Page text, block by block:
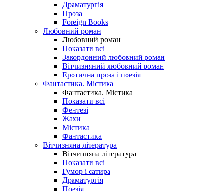
Драматургія
Проза
Foreign Books
Любовний роман
Любовний роман
Показати всі
Закордонний любовний роман
Вітчизняний любовний роман
Еротична проза і поезія
Фантастика. Містика
Фантастика. Містика
Показати всі
Фентезі
Жахи
Містика
Фантастика
Вітчизняна література
Вітчизняна література
Показати всі
Гумор і сатира
Драматургія
Поезія